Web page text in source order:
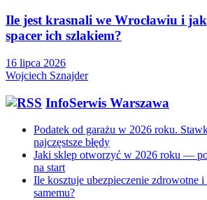
Ile jest krasnali we Wrocławiu i
spacer ich szlakiem?
16 lipca 2026
Wojciech Sznajder
InfoSerwis Warszawa
Podatek od garażu w 2026 roku.
najczęstsze błędy
Jaki sklep otworzyć w 2026 roku —
na start
Ile kosztuje ubezpieczenie zdrowotne i
samemu?